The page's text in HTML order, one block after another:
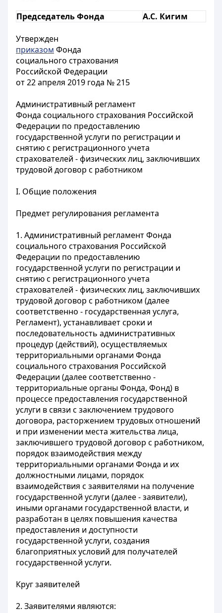
Председатель Фонда А.С. Кигим
Утвержден
приказом Фонда
социального страхования
Российской Федерации
от 22 апреля 2019 года № 215
Административный регламент
Фонда социального страхования Российской
Федерации по предоставлению
государственной услуги по регистрации и
снятию с регистрационного учета
страхователей - физических лиц, заключивших
трудовой договор с работником
I. Общие положения
Предмет регулирования регламента
1. Административный регламент Фонда
социального страхования Российской
Федерации по предоставлению
государственной услуги по регистрации и
снятию с регистрационного учета
страхователей - физических лиц, заключивших
трудовой договор с работником (далее
соответственно - государственная услуга,
Регламент), устанавливает сроки и
последовательность административных
процедур (действий), осуществляемых
территориальными органами Фонда
социального страхования Российской
Федерации (далее соответственно -
территориальные органы Фонда, Фонд) в
процессе предоставления государственной
услуги в связи с заключением трудового
договора, расторжением трудовых отношений
и при изменении места жительства лица,
заключившего трудовой договор с работником,
порядок взаимодействия между
территориальными органами Фонда и их
должностными лицами, порядок
взаимодействия с заявителями на получение
государственной услуги (далее - заявители),
иными органами государственной власти, и
разработан в целях повышения качества
предоставления и доступности
государственной услуги, создания
благоприятных условий для получателей
государственной услуги.
Круг заявителей
2. Заявителями являются: